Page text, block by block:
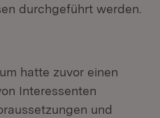
durchgeführt werden.
hatte zuvor einen
Interessenten
und